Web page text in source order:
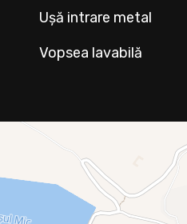
Ușă intrare metal
Vopsea lavabilă